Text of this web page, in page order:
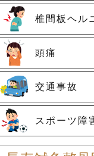
椎間板ヘル
頭痛
交通事故
スポーツ障